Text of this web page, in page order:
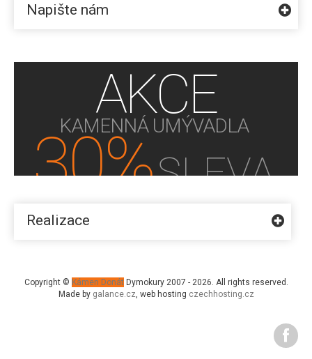
Napište nám
AKCE
KAMENNÁ UMÝVADLA
30%SLEVA
Realizace
Copyright © Kámen Donát Dymokury 2007 - 2026. All rights reserved.
Made by galance.cz , web hosting czechhosting.cz